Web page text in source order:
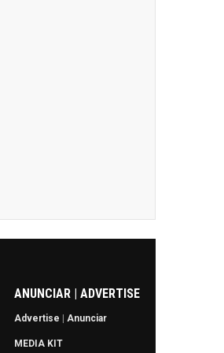
ANUNCIAR | ADVERTISE
Advertise Anunciar
MEDIA KIT